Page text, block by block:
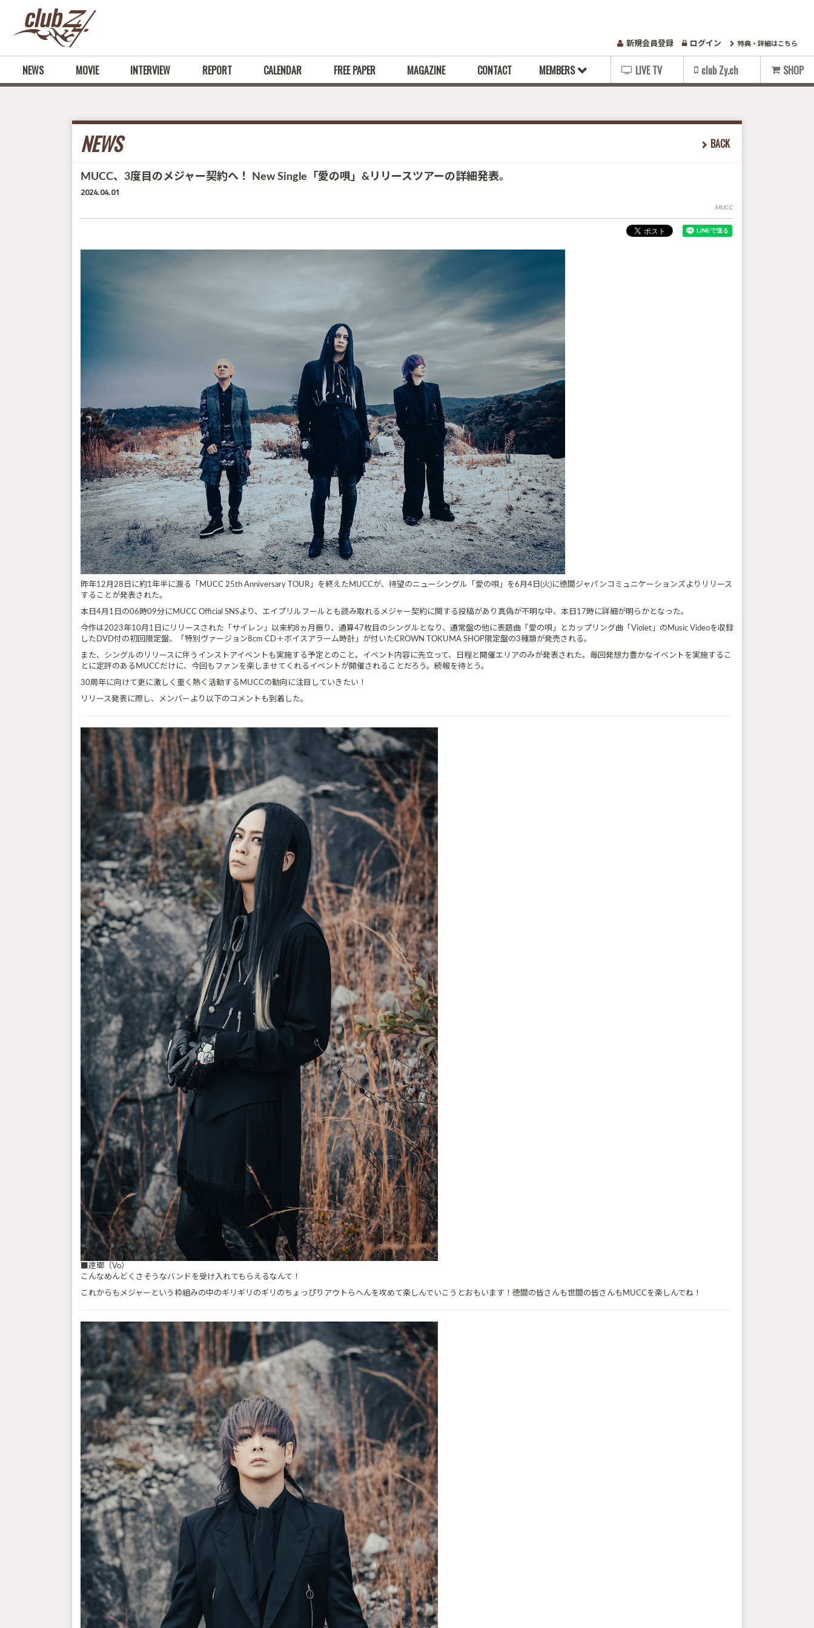
新規会員登録 ログイン 特典・詳細はこちら
NEWS MOVIE INTERVIEW REPORT CALENDAR FREE PAPER MAGAZINE CONTACT MEMBERS LIVE TV club Zy.ch SHOP
NEWS BACK
MUCC、3度目のメジャー契約へ！ New Single「愛の唄」&リリースツアーの詳細発表。
2024.04.01
MUCC
昨年12月28日に約1年半に渡る「MUCC 25th Anniversary TOUR」を終えたMUCCが、待望のニューシングル「愛の唄」を6月4日(火)に徳間ジャパンコミュニケーションズよりリリース
することが発表された。
本日4月1日の06時09分にMUCC Official SNSより、エイプリルフールとも読み取れるメジャー契約に関する投稿があり真偽が不明な中、本日17時に詳細が明らかとなった。
今作は2023年10月1日にリリースされた「サイレン」以来約8ヵ月振り、通算47枚目のシングルとなり、通常盤の他に表題曲「愛の唄」とカップリング曲「Violet」のMusic Videoを収録
したDVD付の初回限定盤、「特別ヴァージョン8cm CD＋ボイスアラーム時計」が付いたCROWN TOKUMA SHOP限定盤の3種類が発売される。
また、シングルのリリースに伴うインストアイベントも実施する予定とのこと。イベント内容に先立って、日程と開催エリアのみが発表された。毎回発想力豊かなイベントを実施するこ
とに定評のあるMUCCだけに、今回もファンを楽しませてくれるイベントが開催されることだろう。続報を待とう。
30周年に向けて更に激しく重く熱く活動するMUCCの動向に注目していきたい！
リリース発表に際し、メンバーより以下のコメントも到着した。
■逹瑯（Vo）
こんなめんどくさそうなバンドを受け入れてもらえるなんて！
これからもメジャーという枠組みの中のギリギリのギリのちょっぴりアウトらへんを攻めて楽しんでいこうとおもいます！徳間の皆さんも世間の皆さんもMUCCを楽しんでね！